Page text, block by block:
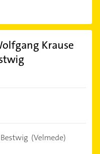
Krause
(Velmede)